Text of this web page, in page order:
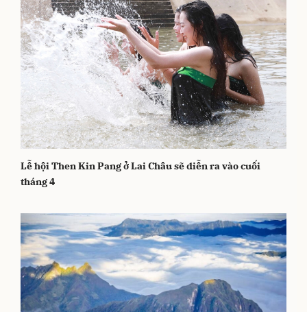
Lễ hội Then Kin Pang ở Lai Châu sẽ diễn ra vào cuối
tháng 4